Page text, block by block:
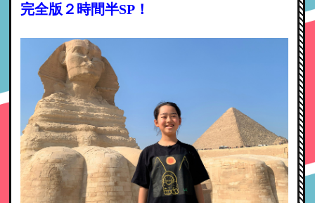
完全版２時間半SP！